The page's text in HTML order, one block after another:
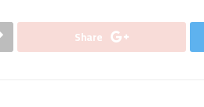
Share